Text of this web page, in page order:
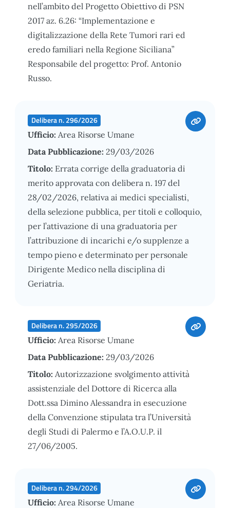
nell’ambito del Progetto Obiettivo di PSN
2017 az. 6.26: “Implementazione e
digitalizzazione della Rete Tumori rari ed
eredo familiari nella Regione Siciliana”
Responsabile del progetto: Prof. Antonio
Russo.
Delibera n. 296/2026
Ufficio: Area Risorse Umane
Data Pubblicazione: 29/03/2026
Titolo: Errata corrige della graduatoria di
merito approvata con delibera n. 197 del
28/02/2026, relativa ai medici specialisti,
della selezione pubblica, per titoli e colloquio,
per l’attivazione di una graduatoria per
l’attribuzione di incarichi e/o supplenze a
tempo pieno e determinato per personale
Dirigente Medico nella disciplina di
Geriatria.
Delibera n. 295/2026
Ufficio: Area Risorse Umane
Data Pubblicazione: 29/03/2026
Titolo: Autorizzazione svolgimento attività
assistenziale del Dottore di Ricerca alla
Dott.ssa Dimino Alessandra in esecuzione
della Convenzione stipulata tra l’Università
degli Studi di Palermo e l’A.O.U.P. il
27/06/2005.
Delibera n. 294/2026
Ufficio: Area Risorse Umane